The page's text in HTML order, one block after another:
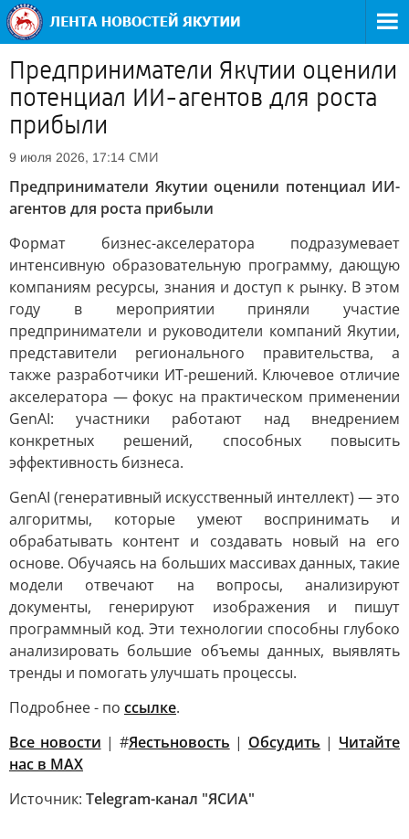
Предприниматели Якутии оценили
потенциал ИИ-агентов для роста
прибыли
9 июля 2026, 17:14 СМИ
Предприниматели Якутии оценили потенциал ИИ-
агентов для роста прибыли
Формат бизнес-акселератора подразумевает
интенсивную образовательную программу, дающую
компаниям ресурсы, знания и доступ к рынку. В этом
году в мероприятии приняли участие
предприниматели и руководители компаний Якутии,
представители регионального правительства, а
также разработчики ИТ-решений. Ключевое отличие
акселератора — фокус на практическом применении
GenAI: участники работают над внедрением
конкретных решений, способных повысить
эффективность бизнеса.
GenAI (генеративный искусственный интеллект) — это
алгоритмы, которые умеют воспринимать и
обрабатывать контент и создавать новый на его
основе. Обучаясь на больших массивах данных, такие
модели отвечают на вопросы, анализируют
документы, генерируют изображения и пишут
программный код. Эти технологии способны глубоко
анализировать большие объемы данных, выявлять
тренды и помогать улучшать процессы.
Подробнее - по ссылке.
Все новости | #Яестьновость | Обсудить | Читайте
нас в MAX
Источник: Telegram-канал "ЯСИА"